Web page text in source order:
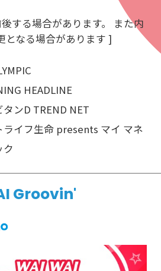
する場合があります。 また内
となる場合があります ]
HEADLINE
タンD TREND NET
ライフ生命 presents マイ マネ
ク
Groovin'